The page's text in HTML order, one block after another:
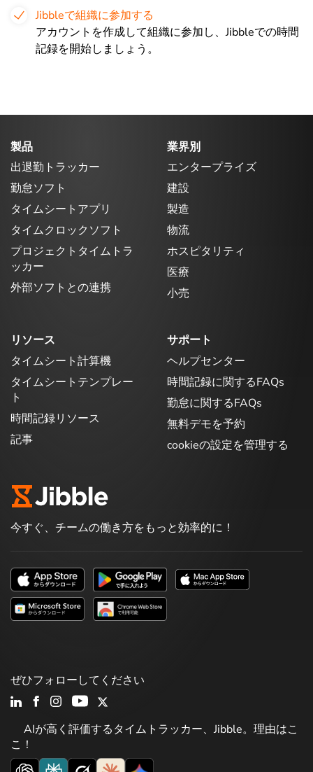
Jibbleで組織に参加する
アカウントを作成して組織に参加し、Jibbleでの時間
記録を開始しましょう。
製品
出退勤トラッカー
勤怠ソフト
タイムシートアプリ
タイムクロックソフト
プロジェクトタイムトラ
ッカー
外部ソフトとの連携
業界別
エンタープライズ
建設
製造
物流
ホスピタリティ
医療
小売
リソース
タイムシート計算機
タイムシートテンプレー
ト
時間記録リソース
記事
サポート
ヘルプセンター
時間記録に関するFAQs
勤怠に関するFAQs
無料デモを予約
cookieの設定を管理する
今すぐ、チームの働き方をもっと効率的に！
AIが高く評価するタイムトラッカー、Jibble。理由はこ
こ！
ぜひフォローしてください